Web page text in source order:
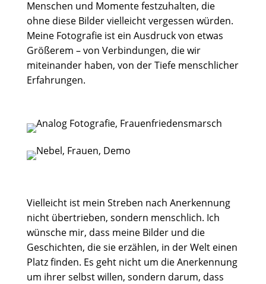
Menschen und Momente festzuhalten, die
ohne diese Bilder vielleicht vergessen würden.
Meine Fotografie ist ein Ausdruck von etwas
Größerem – von Verbindungen, die wir
miteinander haben, von der Tiefe menschlicher
Erfahrungen.
Vielleicht ist mein Streben nach Anerkennung
nicht übertrieben, sondern menschlich. Ich
wünsche mir, dass meine Bilder und die
Geschichten, die sie erzählen, in der Welt einen
Platz finden. Es geht nicht um die Anerkennung
um ihrer selbst willen, sondern darum, dass